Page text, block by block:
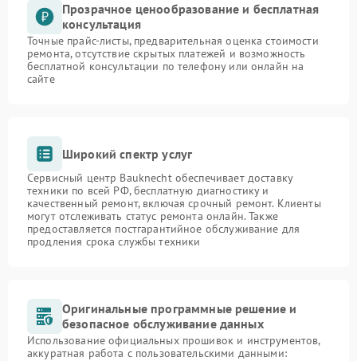
Прозрачное ценообразование и бесплатная
консультация
Точные прайс-листы, предварительная оценка стоимости
ремонта, отсутствие скрытых платежей и возможность
бесплатной консультации по телефону или онлайн на
сайте
Широкий спектр услуг
Сервисный центр Bauknecht обеспечивает доставку
техники по всей РФ, бесплатную диагностику и
качественный ремонт, включая срочный ремонт. Клиенты
могут отслеживать статус ремонта онлайн. Также
предоставляется постгарантийное обслуживание для
продления срока службы техники
Оригинальные программные решение и
безопасное обслуживание данных
Использование официальных прошивок и инструментов,
аккуратная работа с пользовательскими данными: